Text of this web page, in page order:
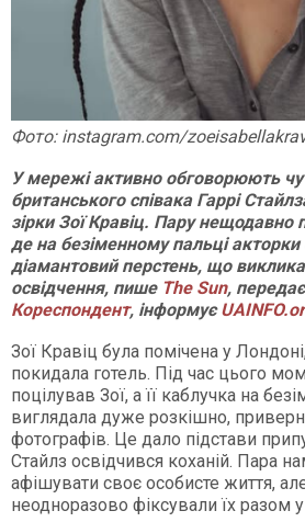
Фото: instagram.com/
У мережі активно обговорюють
британського співака Гаррі
зірки Зої Кравіц. Пару нещодавно
де на безіменному пальці
діамантовий перстень, що
освідчення, пише The Sun, передає
Кореспондент, інформує
Зої Кравіц була помічена у
покидала готель. Під час цього
поцілував Зої, а її каблучка на
виглядала дуже розкішно,
фотографів. Це дало підстави
Стайлз освідчився коханій. Пара
афішувати своє особисте життя,
неодноразово фіксували їх разом у